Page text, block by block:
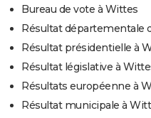
Bureau de vote à Wittes
Résultat départementale
Résultat présidentielle à
Résultat législative à
Résultats européenne à
Résultat municipale à